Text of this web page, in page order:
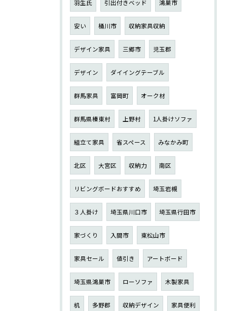
羽生氏 引出付きベッド 鴻巣市
安い 桶川市 収納家具収納
デザイン家具 三郷市 児玉郡
デザイン ダイイングテーブル
群馬家具 富岡町 オーク材
群馬県榛東村 上野村 1人掛けソファ
組立て家具 省スペース みなかみ町
北区 大宮区 収納力 南区
リビングボードおすすめ 埼玉岩槻
３人掛け 埼玉県川口市 埼玉県行田市
家づくり 入間市 東松山市
家具セール 値引き アートボード
埼玉県鴻巣市 ローソファ 木製家具
机 多野郡 収納デザイン 家具便利